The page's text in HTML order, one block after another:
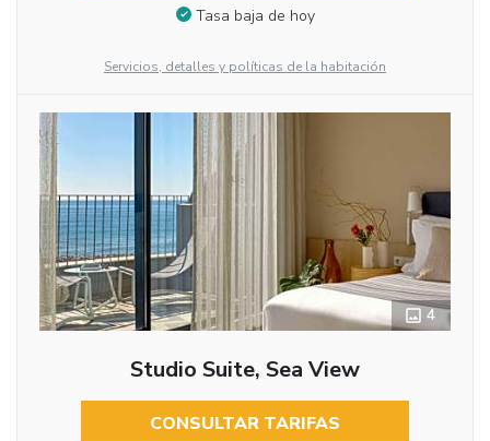
Tasa baja de hoy
Servicios, detalles y políticas de la habitación
4
Studio Suite, Sea View
CONSULTAR TARIFAS